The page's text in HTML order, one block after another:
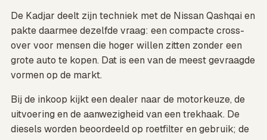
De Kadjar deelt zijn techniek met de Nissan Qashqai en
pakte daarmee dezelfde vraag: een compacte cross-
over voor mensen die hoger willen zitten zonder een
grote auto te kopen. Dat is een van de meest gevraagde
vormen op de markt.
Bij de inkoop kijkt een dealer naar de motorkeuze, de
uitvoering en de aanwezigheid van een trekhaak. De
diesels worden beoordeeld op roetfilter en gebruik; de